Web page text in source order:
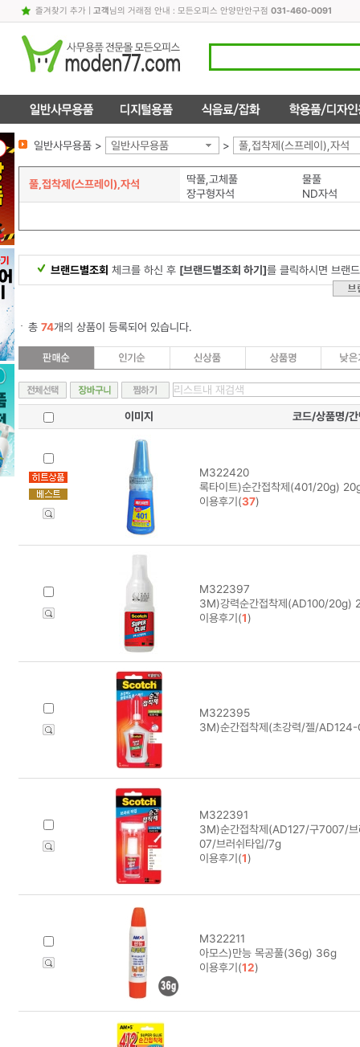
즐겨찾기 추가| 고객님의 거래점 안내 : 모든오피스 안양만안구점 031-460-0091
일반사무용품 > 일반사무용품 > 풀,접착제(스프레이),자석
풀,접착제(스프레이),자석 딱풀,고체풀
물풀
장구형자석
ND자석
브랜드별조회 체크를 하신 후 [브랜드별조회 하기]를 클릭하시면 브랜
총 74개의 상품이 등록되어 있습니다.
이미지 코드/상품명/간
M322420
록타이트)순간접착제(401/20g)
이용후기(37)
M322397
3M)강력순간접착제(AD100/20g)
이용후기(1)
M322395
3M)순간접착제(초강력/젤/
M322391
3M)순간접착제(AD127/구7007/
07/브러쉬타입/7g
이용후기(1)
M322211
아모스)만능 목공풀(36g) 36g
이용후기(12)